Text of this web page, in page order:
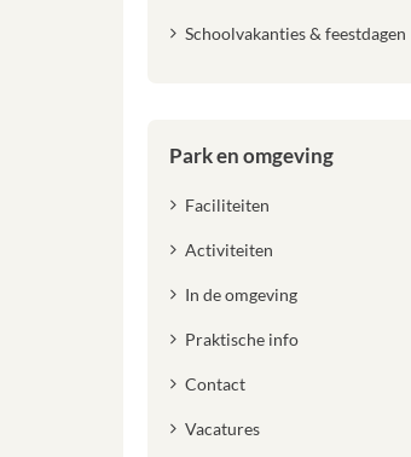
Schoolvakanties & feestdagen
Park en omgeving
Faciliteiten
Activiteiten
In de omgeving
Praktische info
Contact
Vacatures